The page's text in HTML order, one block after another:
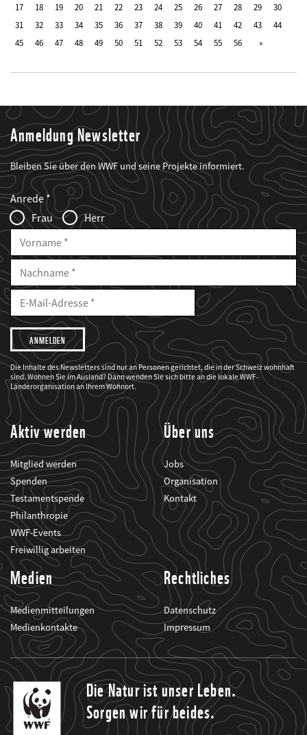
17
18 19 20 21 22 23 24 25 26 27 28 29
30
31
32 33 34 35 36 37 38 39 40 41 42 43
44
45
46 47 48 49 50 51 52 53 54 55 56
Anmeldung Newsletter
Bleiben Sie über den WWF und seine Projekte informiert.
Web2Case
Infofelder
Fieldset
anrede_name
Anrede
Frau
Herr
Vorname
Nachname
E-
Mailadresse
E-
Adresse
Ich
möchte,
dass
der
WWF
mich
über
seine
Projekte
informiert.
Die Inhalte des Newsletters sind nur an Personen gerichtet, die in der Schweiz wohnhaft
sind. Wohnen Sie im Ausland? Dann wenden Sie sich bitte an die lokale WWF-
Länderorganisation an Ihrem Wohnort.
Aktiv werden
Mitglied werden
Spenden
Testamentspende
Philanthropie
WWF-Events
Freiwillig arbeiten
Über uns
Jobs
Organisation
Kontakt
Medien
Medienmitteilungen
Medienkontakte
Rechtliches
Datenschutz
Impressum
Die Natur ist unser Leben.
Sorgen wir für beides.